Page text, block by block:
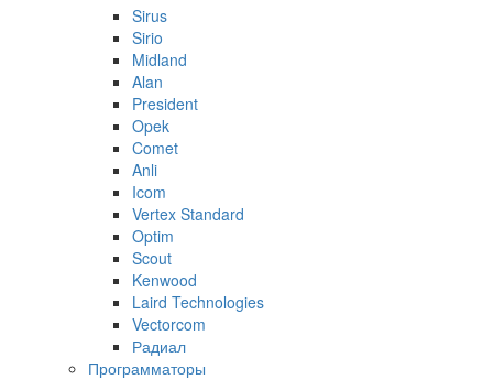
Sirus
Sirio
Midland
Alan
President
Opek
Comet
Anli
Icom
Vertex Standard
Optim
Scout
Kenwood
Laird Technologies
Vectorcom
Радиал
Программаторы